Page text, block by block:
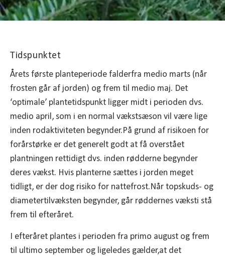
Tidspunktet
Årets første planteperiode falderfra medio marts (når
frosten går af jorden) og frem til medio maj. Det
‘optimale’ plantetidspunkt ligger midt i perioden dvs.
medio april, som i en normal vækstsæson vil være lige
inden rodaktiviteten begynder.På grund af risikoen for
forårstørke er det generelt godt at få overstået
plantningen rettidigt dvs. inden rødderne begynder
deres vækst. Hvis planterne sættes i jorden meget
tidligt, er der dog risiko for nattefrost.Når topskuds- og
diametertilvæksten begynder, går røddernes væksti stå
frem til efteråret.
I efteråret plantes i perioden fra primo august og frem
til ultimo september og ligeledes gælder,at det